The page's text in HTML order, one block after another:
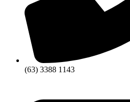
(63) 3388 1143